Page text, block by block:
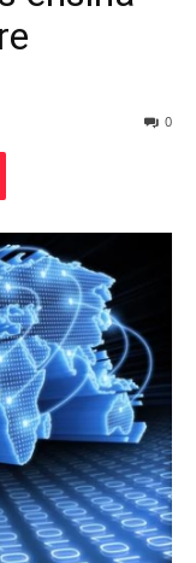
0